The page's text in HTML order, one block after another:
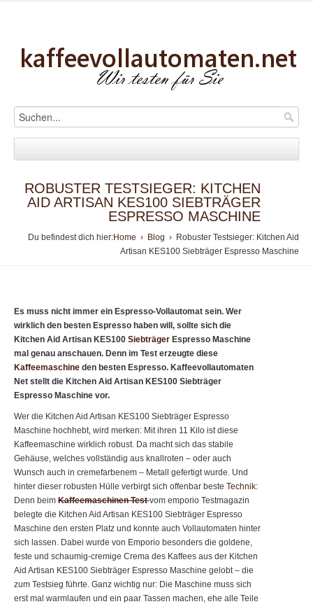
ROBUSTER TESTSIEGER: KITCHEN
AID ARTISAN KES100 SIEBTRÄGER
ESPRESSO MASCHINE
Du befindest dich hier:Home › Blog › Robuster Testsieger: Kitchen Aid
Artisan KES100 Siebträger Espresso Maschine
Es muss nicht immer ein Espresso-Vollautomat sein. Wer
wirklich den besten Espresso haben will, sollte sich die
Kitchen Aid Artisan KES100 Siebträger Espresso Maschine
mal genau anschauen. Denn im Test erzeugte diese
Kaffeemaschine den besten Espresso. Kaffeevollautomaten
Net stellt die Kitchen Aid Artisan KES100 Siebträger
Espresso Maschine vor.
Wer die Kitchen Aid Artisan KES100 Siebträger Espresso
Maschine hochhebt, wird merken: Mit ihren 11 Kilo ist diese
Kaffeemaschine wirklich robust. Da macht sich das stabile
Gehäuse, welches vollständig aus knallroten – oder auch
Wunsch auch in cremefarbenem – Metall gefertigt wurde. Und
hinter dieser robusten Hülle verbirgt sich offenbar beste Technik:
Denn beim Kaffeemaschinen Testvom emporio Testmagazin
belegte die Kitchen Aid Artisan KES100 Siebträger Espresso
Maschine den ersten Platz und konnte auch Vollautomaten hinter
sich lassen. Dabei wurde von Emporio besonders die goldene,
feste und schaumig-cremige Crema des Kaffees aus der Kitchen
Aid Artisan KES100 Siebträger Espresso Maschine gelobt – die
zum Testsieg führte. Ganz wichtig nur: Die Maschine muss sich
erst mal warmlaufen und ein paar Tassen machen, ehe alle Teile